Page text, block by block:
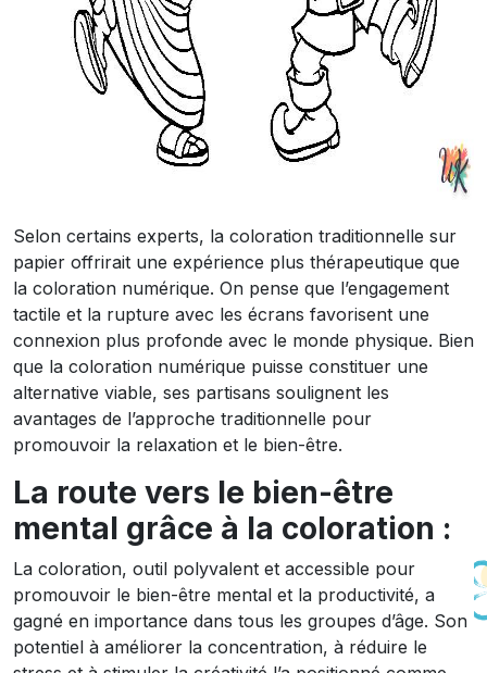
Selon certains experts, la coloration traditionnelle sur
papier offrirait une expérience plus thérapeutique que
la coloration numérique. On pense que l’engagement
tactile et la rupture avec les écrans favorisent une
connexion plus profonde avec le monde physique. Bien
que la coloration numérique puisse constituer une
alternative viable, ses partisans soulignent les
avantages de l’approche traditionnelle pour
promouvoir la relaxation et le bien-être.
La route vers le bien-être
mental grâce à la coloration :
La coloration, outil polyvalent et accessible pour
promouvoir le bien-être mental et la productivité, a
gagné en importance dans tous les groupes d’âge. Son
potentiel à améliorer la concentration, à réduire le